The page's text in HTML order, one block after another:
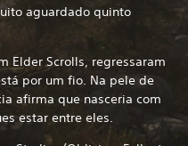
aguardado quinto
Elder Scrolls, regressaram
por um fio. Na pele de
afirma que nasceria com
estar entre eles.